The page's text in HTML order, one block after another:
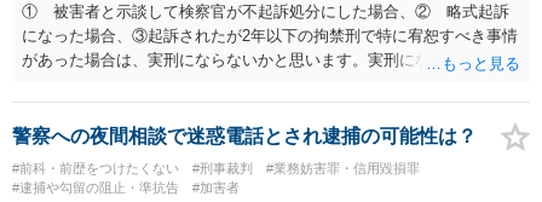
① 被害者と示談して検察官が不起訴処分にした場合、② 略式起訴
になった場合、③起訴されたが2年以下の拘禁刑で特に宥恕すべき事情
があった場合は、実刑にならないかと思います。実刑になった場合
す。威力業務妨害罪だけであれば、2年以上には私の弁護経験ではなら
ないかと思いますので、3年8カ月の刑期程度かと思います。ご参考に
警察への夜間相談で迷惑電話とされ逮捕の可能性は？
#前科・前歴をつけたくない #刑事裁判
#業務妨害罪・信用毀損罪
#逮捕や勾留の阻止・準抗告
#加害者